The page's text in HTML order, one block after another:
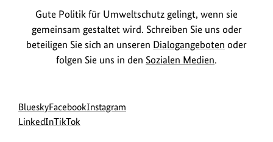
Gute Politik für Umweltschutz gelingt, wenn sie
gemeinsam gestaltet wird. Schreiben Sie uns oder
beteiligen Sie sich an unseren Dialogangeboten oder
folgen Sie uns in den Sozialen Medien.
Social
Media
Blueskyzur
Bluesky-
Facebookzur
Instagram
LinkedInzur
zur
TikTok